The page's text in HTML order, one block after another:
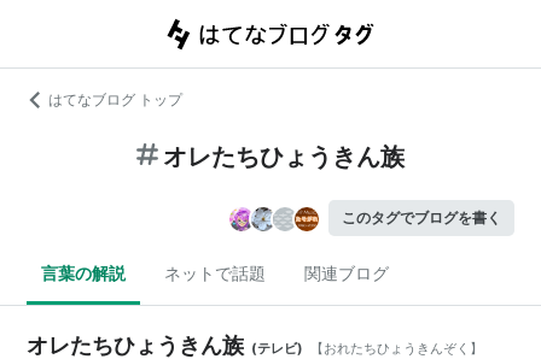
はてなブログ トップ
オレたちひょうきん族
このタグでブログを書く
言葉の解説 ネットで話題 関連ブログ
オレたちひょうきん族 (テレビ) 【おれたちひょうきんぞく 】